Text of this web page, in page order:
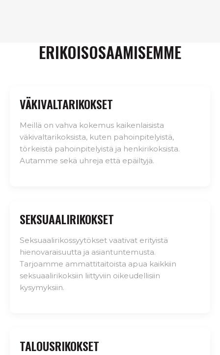
ERIKOISOSAAMISEMME
VÄKIVALTARIKOKSET
Meillä on vahva kokemus kaikenlaisista
väkivaltarikoksista, kuten pahoinpitelyistä,
törkeistä pahoinpitelyistä ja henkirikoksista.
Autamme sekä uhreja että epäiltyjä.
SEKSUAALIRIKOKSET
Seksuaalirikossyytökset vaativat erityistä
hienovaraisuutta ja asiantuntemusta.
Tarjoamme ammattitaitoista apua kaikkiin
seksuaalirikoksiin liittyviin oikeudellisiin
kysymyksiin.
TALOUSRIKOKSET